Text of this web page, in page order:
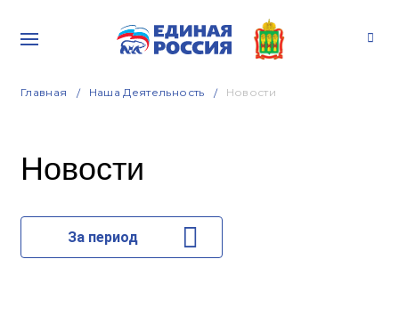
Главная Наша Деятельность Новости
Новости
За период